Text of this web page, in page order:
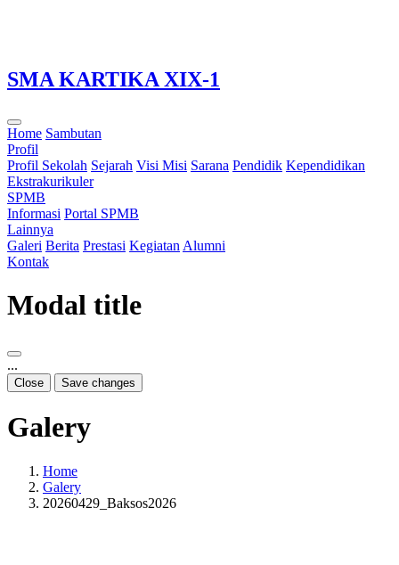
SMA KARTIKA XIX-1
Home Sambutan
Profil
Profil Sekolah Sejarah Visi Misi Sarana Pendidik Kependidikan
Ekstrakurikuler
SPMB
Informasi Portal SPMB
Lainnya
Galeri Berita Prestasi Kegiatan Alumni
Kontak
Modal title
...
Close Save changes
Galery
Home
Galery
20260429_Baksos2026